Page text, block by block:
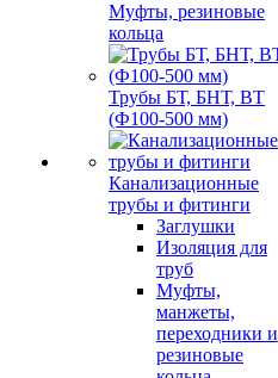
Муфты, резиновые
кольца
Трубы БТ, БНТ, ВТ
(Ф100-500 мм)
Канализационные
трубы и фитинги
Заглушки
Изоляция для
труб
Муфты,
манжеты,
переходники и
резиновые